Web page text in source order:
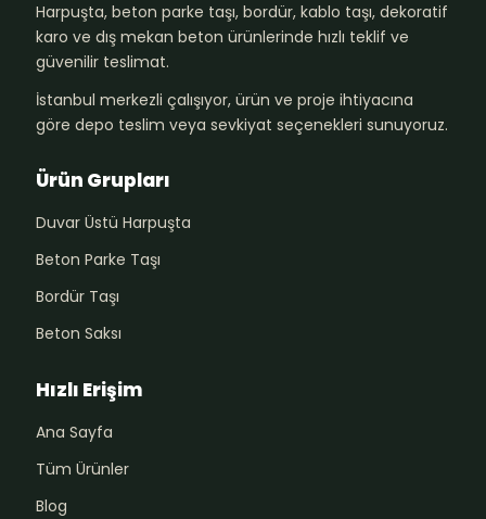
Harpuşta, beton parke taşı, bordür, kablo taşı, dekoratif
karo ve dış mekan beton ürünlerinde hızlı teklif ve
güvenilir teslimat.
İstanbul merkezli çalışıyor, ürün ve proje ihtiyacına
göre depo teslim veya sevkiyat seçenekleri sunuyoruz.
Ürün Grupları
Duvar Üstü Harpuşta
Beton Parke Taşı
Bordür Taşı
Beton Saksı
Hızlı Erişim
Ana Sayfa
Tüm Ürünler
Blog